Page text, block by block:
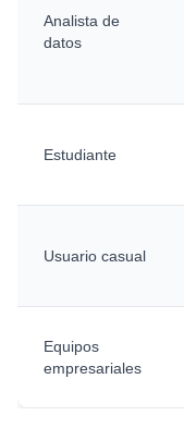
Analista de
datos
Estudiante
Usuario casual
Equipos
empresariales